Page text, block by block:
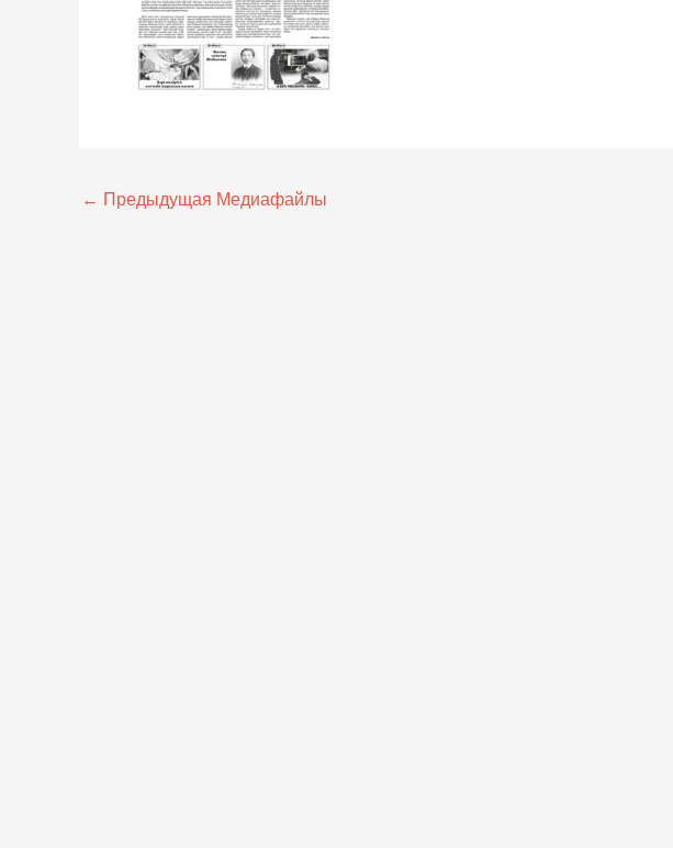
← Предыдущая Медиафайлы